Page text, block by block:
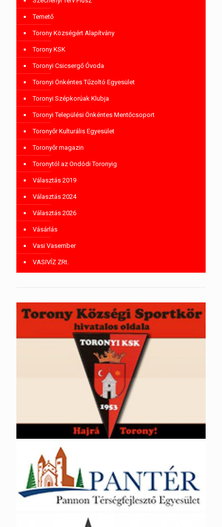
Temető
Torony Községért Alapítvány
Torony KSK
Toronyi Csicsergő Óvoda
Toronyi Önkéntes Tűzoltó Egyesület
Toronyi Szépkorúak Klubja
Toronyi Települési Önkéntes Mentőcsoport
Toronyőr Kulturális Egyesület
Toronyőr magazin
Toronytól az Ondódi Toronyig
Választás 2019
Választás 2024
Választás 2026
Vásárlás
Vasi Vasember
VASIVÍZ ZRt.